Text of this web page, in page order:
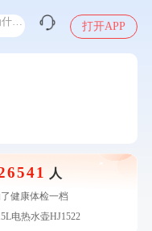
感染人偏肺病毒就会得肺炎吗
打开APP
人
婚前体检基础套餐
病强化体检套餐
脂无添加蔗糖美式咖啡粉24g*2
脂无添加蔗糖美式咖啡粉24g*2
青少年体检套餐
健康体检一档
电热水壶HJ1522